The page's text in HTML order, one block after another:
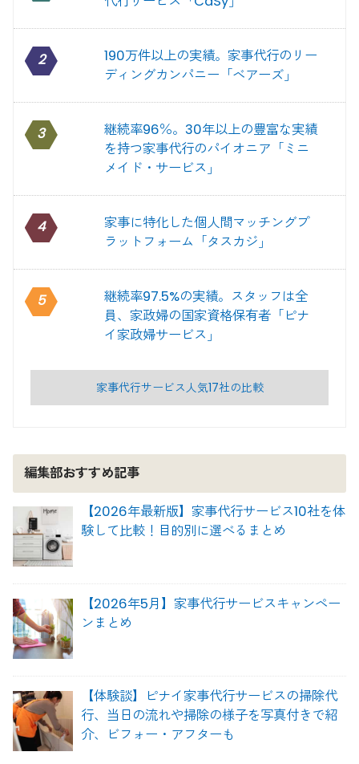
2
190万件以上の実績。家事代行のリー
ディングカンパニー「ベアーズ」
3
継続率96％。30年以上の豊富な実績
を持つ家事代行のパイオニア「ミニ
メイド・サービス」
4
家事に特化した個人間マッチングプ
ラットフォーム「タスカジ」
5
継続率97.5%の実績。スタッフは全
員、家政婦の国家資格保有者「ピナ
イ家政婦サービス」
家事代行サービス人気17社の比較
編集部おすすめ記事
【2026年最新版】家事代行サービス10社を体
験して比較！目的別に選べるまとめ
【2026年5月】家事代行サービスキャンペー
ンまとめ
【体験談】ピナイ家事代行サービスの掃除代
行、当日の流れや掃除の様子を写真付きで紹
介、ビフォー・アフターも